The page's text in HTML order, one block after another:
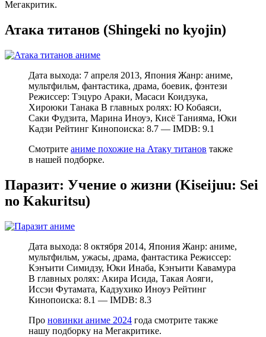
Мегакритик.
Атака титанов (Shingeki no kyojin)
Дата выхода: 7 апреля 2013, Япония Жанр: аниме,
мультфильм, фантастика, драма, боевик, фэнтези
Режиссер: Тэцуро Араки, Масаси Коидзука,
Хироюки Танака В главных ролях: Ю Кобаяси,
Саки Фудзита, Марина Иноуэ, Кисё Танияма, Юки
Кадзи Рейтинг Кинопоиска: 8.7 — IMDB: 9.1
Смотрите аниме похожие на Атаку титанов также
в нашей подборке.
Паразит: Учение о жизни (Kiseijuu: Sei
no Kakuritsu)
Дата выхода: 8 октября 2014, Япония Жанр: аниме,
мультфильм, ужасы, драма, фантастика Режиссер:
Кэнъити Симидзу, Юки Инаба, Кэнъити Кавамура
В главных ролях: Акира Исида, Такая Аояги,
Иссэи Футамата, Кадзухико Иноуэ Рейтинг
Кинопоиска: 8.1 — IMDB: 8.3
Про новинки аниме 2024 года смотрите также
нашу подборку на Мегакритике.